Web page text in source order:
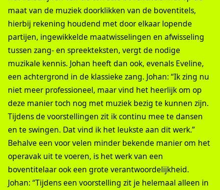
maat van de muziek doorklikken van de boventitels,
hierbij rekening houdend met door elkaar lopende
partijen, ingewikkelde maatwisselingen en afwisseling
tussen zang- en spreekteksten, vergt de nodige
muzikale kennis. Johan heeft dan ook, evenals Eveline,
een achtergrond in de klassieke zang. Johan: “Ik zing nu
niet meer professioneel, maar vind het heerlijk om op
deze manier toch nog met muziek bezig te kunnen zijn.
Tijdens de voorstellingen zit ik continu mee te dansen
en te swingen. Dat vind ik het leukste aan dit werk.”
Behalve een voor velen minder bekende manier om het
operavak uit te voeren, is het werk van een
boventitelaar ook een grote verantwoordelijkheid.
Johan: “Tijdens een voorstelling zit je helemaal alleen in